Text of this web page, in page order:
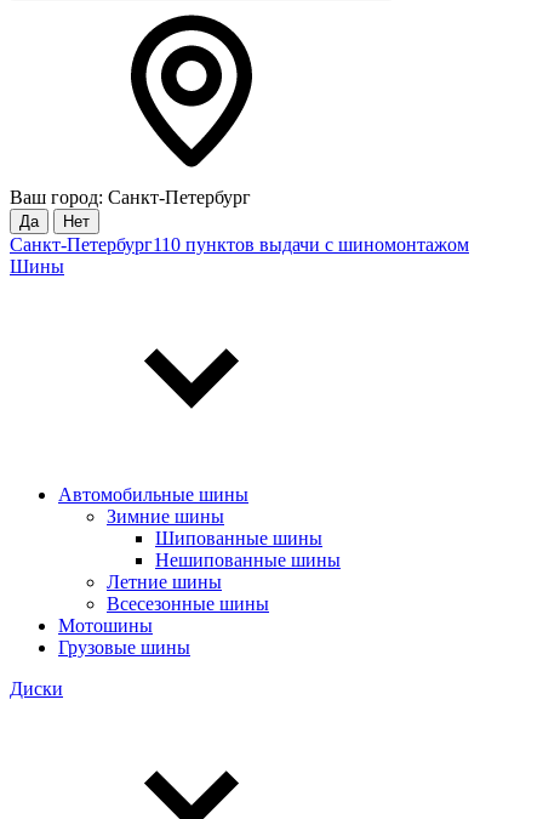
Ваш город: Санкт-Петербург
Да Нет
Санкт-Петербург110 пунктов выдачи с шиномонтажом
Шины
Автомобильные шины
Зимние шины
Шипованные шины
Нешипованные шины
Летние шины
Всесезонные шины
Мотошины
Грузовые шины
Диски